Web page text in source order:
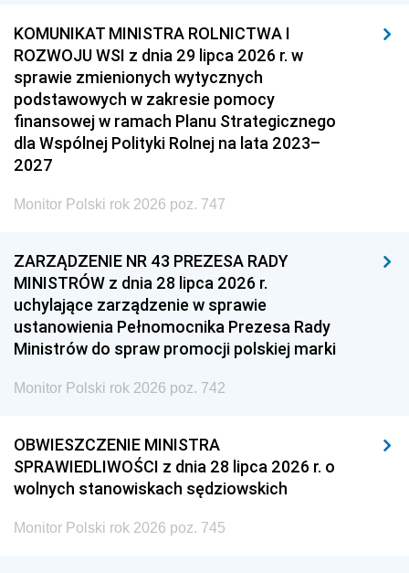
KOMUNIKAT MINISTRA ROLNICTWA I
ROZWOJU WSI z dnia 29 lipca 2026 r. w
sprawie zmienionych wytycznych
podstawowych w zakresie pomocy
finansowej w ramach Planu Strategicznego
dla Wspólnej Polityki Rolnej na lata 2023–
2027
Monitor Polski rok 2026 poz. 747
ZARZĄDZENIE NR 43 PREZESA RADY
MINISTRÓW z dnia 28 lipca 2026 r.
uchylające zarządzenie w sprawie
ustanowienia Pełnomocnika Prezesa Rady
Ministrów do spraw promocji polskiej marki
Monitor Polski rok 2026 poz. 742
OBWIESZCZENIE MINISTRA
SPRAWIEDLIWOŚCI z dnia 28 lipca 2026 r. o
wolnych stanowiskach sędziowskich
Monitor Polski rok 2026 poz. 745